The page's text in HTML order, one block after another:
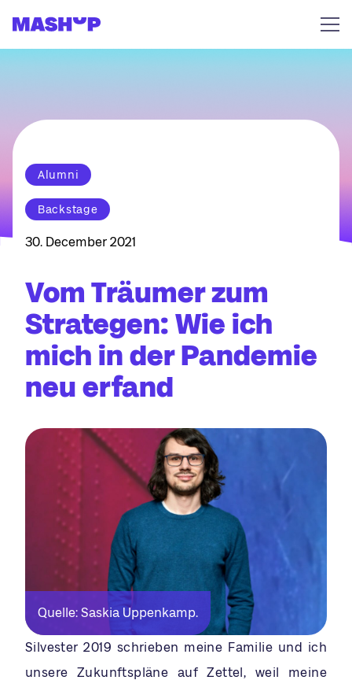
Alumni
Backstage
30. December 2021
Vom Träumer zum
Strategen: Wie ich
mich in der Pandemie
neu erfand
Quelle: Saskia Uppenkamp.
Silvester 2019 schrieben meine Familie und ich
unsere Zukunftspläne auf Zettel, weil meine